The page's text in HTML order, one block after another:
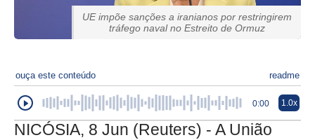
UE impõe sanções a iranianos por restringirem
tráfego naval no Estreito de Ormuz
ouça este conteúdo readme
0:00 1.0x
NICÓSIA, 8 Jun (Reuters) - A União